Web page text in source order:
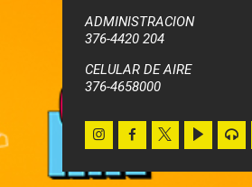
ADMINISTRACION
376-4420 204
CELULAR DE AIRE
376-4658000